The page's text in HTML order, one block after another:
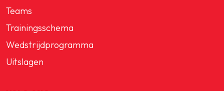
Teams
Trainingsschema
Wedstrijdprogramma
Uitslagen